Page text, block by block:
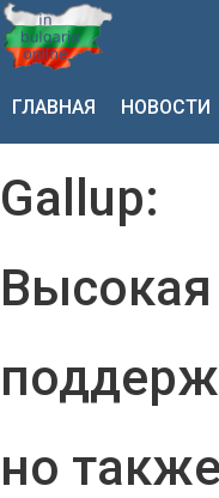
ГЛАВНАЯ НОВОСТИ
Gallup:
Высокая
но